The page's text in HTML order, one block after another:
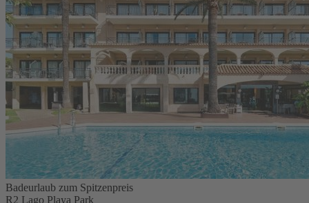
Badeurlaub zum Spitzenpreis
R2 Lago Playa Park